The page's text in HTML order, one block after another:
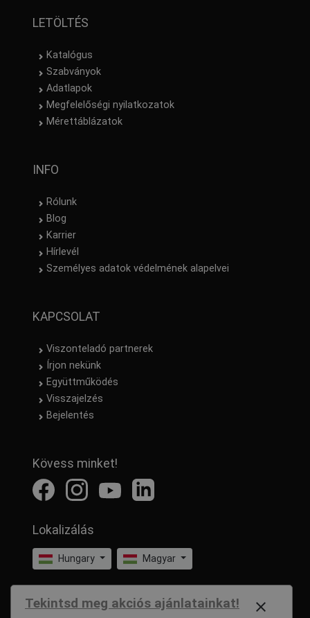
Tekintsd meg akciós ajánlatainkat! close
LETÖLTÉS
Katalógus
Szabványok
Adatlapok
Megfelelőségi nyilatkozatok
Mérettáblázatok
INFO
Rólunk
Blog
Karrier
Hírlevél
Személyes adatok védelmének alapelvei
KAPCSOLAT
Viszonteladó partnerek
Írjon nekünk
Együttműködés
Visszajelzés
Bejelentés
Kövess minket!
Lokalizálás
Hungary Magyar